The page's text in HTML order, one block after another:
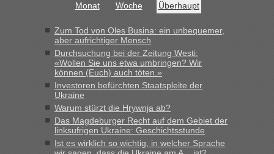
Monat Woche Überhaupt
Zum Tod von Oles Busina: ein unbequemer,
aber aufrichtiger Mensch
Durchsuchung bei der Zeitung Westi:
«Wollen Sie uns etwa umbringen? Wir
können (Euch) auch töten.»
Investoren befürchten Staatspleite der
Ukraine
Warum stürzt die Hrywnja ab?
Das Magdeburger Recht auf dem Gebiet der
linksufrigen Ukraine: Geschichtsstunde
Ist es wirklich so wichtig, in welcher Sprache